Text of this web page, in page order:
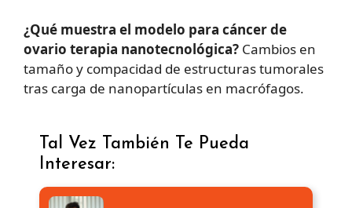
¿Qué muestra el modelo para cáncer de
ovario terapia nanotecnológica? Cambios en
tamaño y compacidad de estructuras tumorales
tras carga de nanopartículas en macrófagos.
Tal Vez También Te Pueda
Interesar: